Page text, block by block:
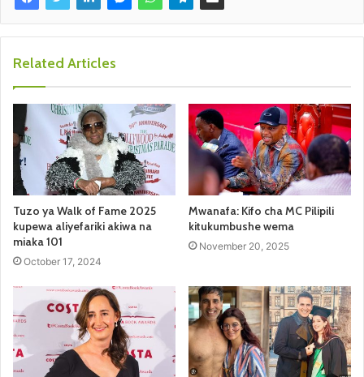
Related Articles
Tuzo ya Walk of Fame 2025
kupewa aliyefariki akiwa na
miaka 101
October 17, 2024
Mwanafa: Kifo cha MC Pilipili
kitukumbushe wema
November 20, 2025